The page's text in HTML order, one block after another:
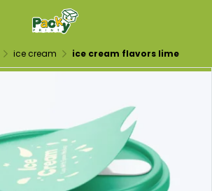
ice cream ice cream flavors lime